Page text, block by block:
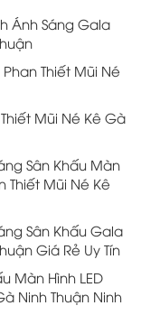
Ánh Sáng Gala
Thiết Mũi Né
Mũi Né Kê Gà
Sân Khấu Màn
Thiết Mũi Né Kê
Sân Khấu Gala
Giá Rẻ Uy Tín
Màn Hình LED
Ninh Thuận Ninh